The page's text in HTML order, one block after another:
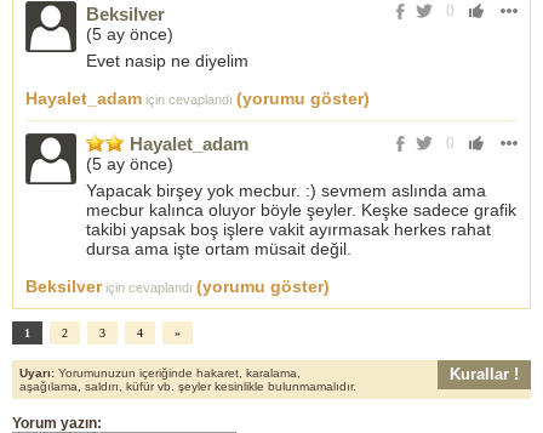
0
Beksilver
(5 ay önce)
Evet nasip ne diyelim
Hayalet_adam için cevaplandı (yorumu göster)
0
Hayalet_adam
(5 ay önce)
Yapacak birşey yok mecbur. :) sevmem aslında ama
mecbur kalınca oluyor böyle şeyler. Keşke sadece grafik
takibi yapsak boş işlere vakit ayırmasak herkes rahat
dursa ama işte ortam müsait değil.
Beksilveriçin cevaplandı (yorumu göster)
1 2 3 4 »
Uyarı: Yorumunuzun içeriğinde hakaret, karalama,
aşağılama, saldırı, küfür vb. şeyler kesinlikle bulunmamalıdır.
Kurallar !
Yorum yazın: